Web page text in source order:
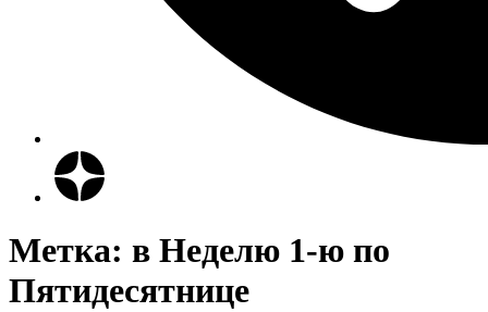
Метка: в Неделю 1-ю по
Пятидесятнице